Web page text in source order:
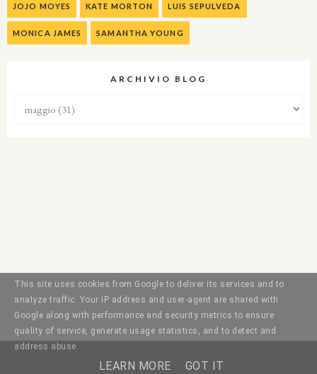
JOJO MOYES KATE MORTON LUIS SEPULVEDA
MONICA JAMES SAMANTHA YOUNG
ARCHIVIO BLOG
This site uses cookies from Google to deliver its services and to
analyze traffic. Your IP address and user-agent are shared with
Google along with performance and security metrics to ensure
quality of service, generate usage statistics, and to detect and
address abuse.
LEARN MORE GOT IT